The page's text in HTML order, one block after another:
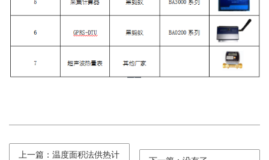
上一篇：温度面积法供热计